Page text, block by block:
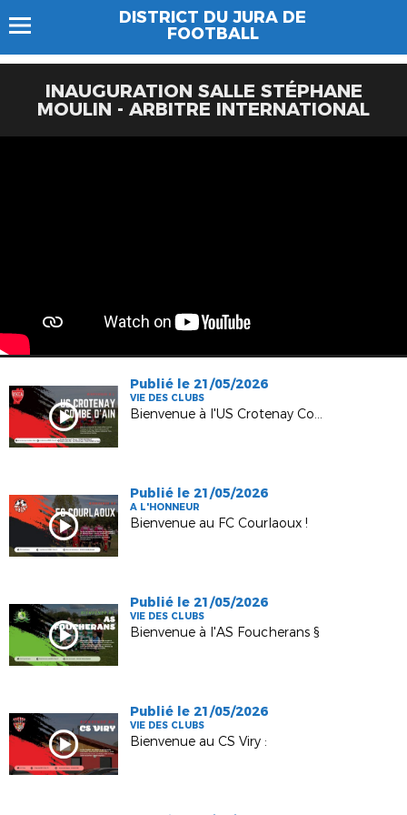
DISTRICT DU JURA DE
FOOTBALL
INAUGURATION SALLE STÉPHANE
MOULIN - ARBITRE INTERNATIONAL
Publié le 21/05/2026
VIE DES CLUBS
Bienvenue à l'US Crotenay Combe d'Ain !
Publié le 21/05/2026
A L'HONNEUR
Bienvenue au FC Courlaoux !
Publié le 21/05/2026
VIE DES CLUBS
Bienvenue à l'AS Foucherans §
Publié le 21/05/2026
VIE DES CLUBS
Bienvenue au CS Viry :